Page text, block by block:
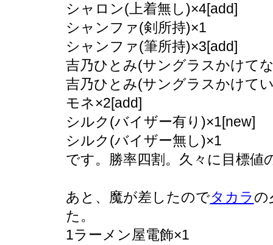
シャロン(上着無し)×4[add]
シャンファ(剣所持)×1
シャンファ(筆所持)×3[add]
吉乃ひとみ(サングラスかけて
吉乃ひとみ(サングラスかけて
モネ×2[add]
シルク(バイザー有り)×1[new]
シルク(バイザー無し)×1
です。勝率四割。久々に目標値
あと、魔が差したのでタカラの
た。
1ラーメン屋電飾×1